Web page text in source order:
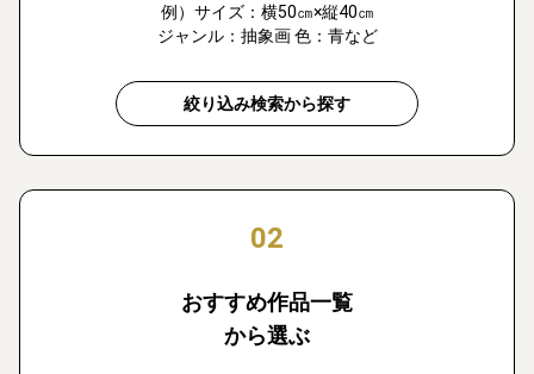
例）サイズ：横50㎝×縦40㎝
ジャンル：抽象画 色：青など
絞り込み検索から探す
02
おすすめ作品一覧
から選ぶ